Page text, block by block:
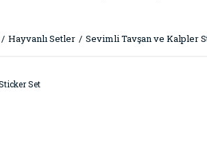
Hayvanlı Setler Sevimli Tavşan ve Kalpler